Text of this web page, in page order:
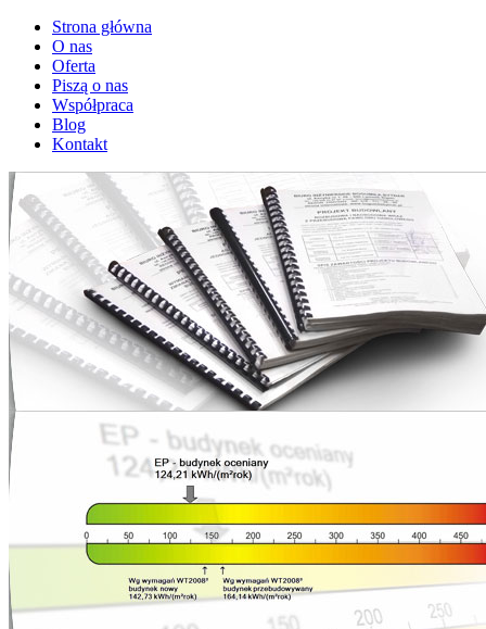
Strona główna
O nas
Oferta
Piszą o nas
Współpraca
Blog
Kontakt